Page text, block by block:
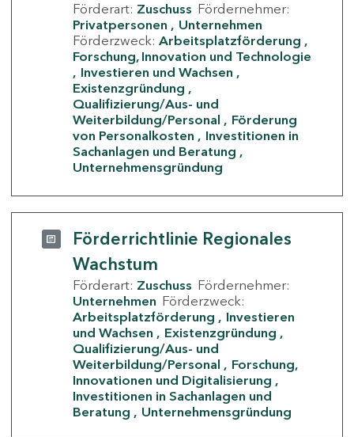
Förderart: Zuschuss Fördernehmer:
Privatpersonen
Unternehmen
Förderzweck: Arbeitsplatzförderung
Forschung, Innovation und Technologie
Investieren und Wachsen
Existenzgründung
Qualifizierung/Aus- und
Weiterbildung/Personal
Förderung
von Personalkosten
Investitionen in
Sachanlagen und Beratung
Unternehmensgründung
Förderrichtlinie Regionales
Wachstum
Förderart: Zuschuss Fördernehmer:
Unternehmen Förderzweck:
Arbeitsplatzförderung
Investieren
und Wachsen
Existenzgründung
Qualifizierung/Aus- und
Weiterbildung/Personal
Forschung,
Innovationen und Digitalisierung
Investitionen in Sachanlagen und
Beratung
Unternehmensgründung